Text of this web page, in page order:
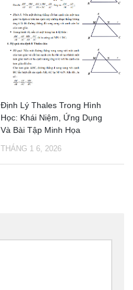
Định Lý Thales Trong Hình
Học: Khái Niệm, Ứng Dụng
Và Bài Tập Minh Họa
THÁNG 1 6, 2026